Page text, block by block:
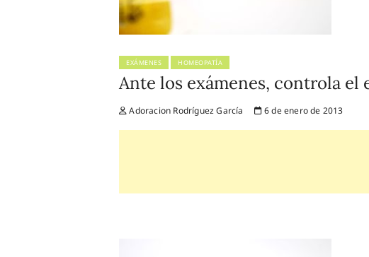
EXÁMENES HOMEOPATÍA
Ante los exámenes, controla el
Adoracion Rodríguez García 6 de enero de 2013